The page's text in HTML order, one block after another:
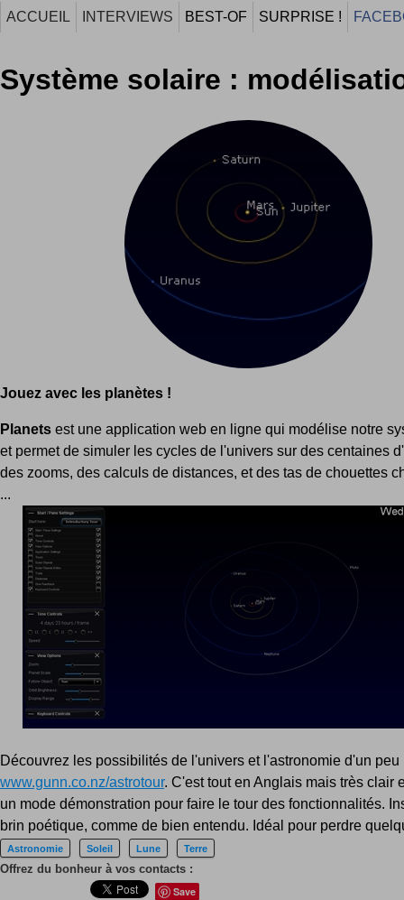
ACCUEIL INTERVIEWS BEST-OF SURPRISE !
Système solaire :
Jouez avec les planètes !
Planets est une application web en ligne qui modélise notre
et permet de simuler les cycles de l'univers sur des centaines
des zooms, des calculs de distances, et des tas de chouettes
...
Découvrez les possibilités de l'univers et l'astronomie d'un peu
www.gunn.co.nz/astrotour. C'est tout en Anglais mais très clair
un mode démonstration pour faire le tour des fonctionnalités.
brin poétique, comme de bien entendu. Idéal pour perdre
Astronomie Soleil Lune Terre
Offrez du bonheur à vos contacts :
Save